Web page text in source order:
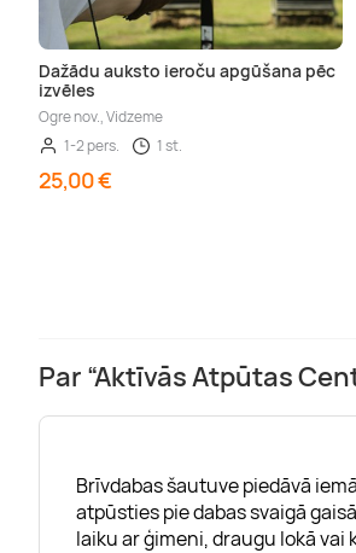
Dažādu auksto ieroču apgūšana pēc
izvēles
Ogre nov., Vidzeme
1-2 pers.
1 st.
25,00 €
Par “Aktīvās Atpūtas
Brīvdabas šautuve piedāvā
atpūsties pie dabas svaigā
laiku ar ģimeni, draugu lokā vai